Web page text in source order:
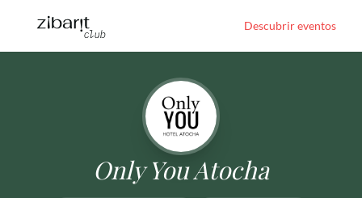
Descubrir eventos
Only You Atocha